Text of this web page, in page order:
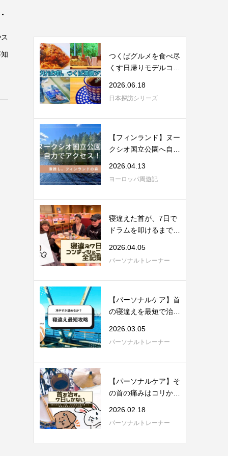
つくばグルメを食べ尽
くす日帰りモデルコー
2026.06.18
日本探訪シリーズ
【フィンランド】ヌー
クシオ国立公園へ自力
2026.04.13
ヨーロッパ周遊記
寝違えた首が、7日で
ドラムを叩けるまでに
2026.04.05
パーソナルトレーナー
【パーソナルケア】首
の寝違えを最短で治す
2026.03.05
パーソナルトレーナー
【パーソナルケア】そ
の首の痛みはコリか張
2026.02.18
パーソナルトレーナー